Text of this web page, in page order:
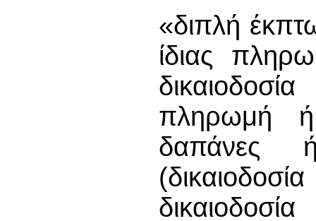
«διπλή
ίδιας
πληρωμή ή
δαπάνες